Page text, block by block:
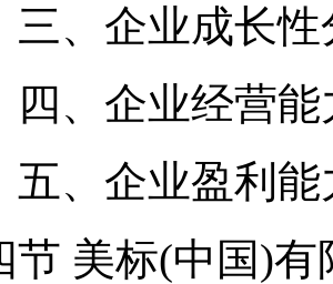
业成长性
业经营能
业盈利能力
美标(中国)有